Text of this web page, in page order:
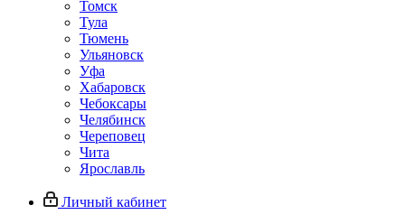
Томск
Тула
Тюмень
Ульяновск
Уфа
Хабаровск
Чебоксары
Челябинск
Череповец
Чита
Ярославль
Личный кабинет